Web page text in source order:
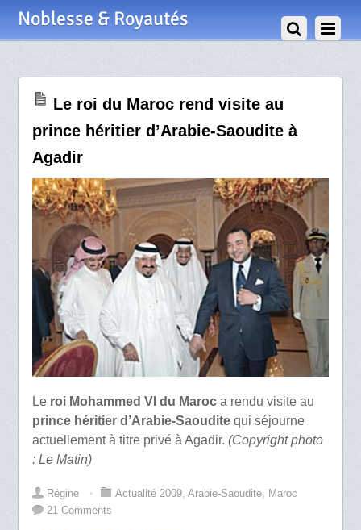
Noblesse & Royautés
Le roi du Maroc rend visite au
prince héritier d’Arabie-Saoudite à
Agadir
Le roi Mohammed VI du Maroca rendu visite au
prince héritier d’Arabie-Saouditequi séjourne
actuellement à titre privé à Agadir. (Copyright photo
: Le Matin)
Régine ⋅ Actualité 2009, Arabie-Saoudite, Maroc
21 Comments